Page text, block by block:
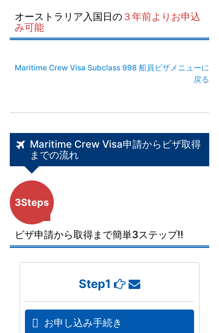
オーストラリア入国日の ３年前よりお申込
み可能
Maritime Crew Visa Subclass 998 船員ビザメニューに
戻る
Maritime Crew Visa申請からビザ取得
までの流れ
3Steps
ビザ申請から取得まで簡単3ステップ!!
Step1
お申し込み手続き